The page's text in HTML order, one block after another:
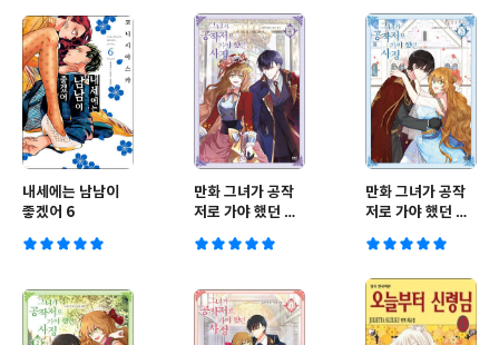
내세에는 남남이
좋겠어 6
만화 그녀가 공작
저로 가야 했던 사
만화 그녀가 공작
저로 가야 했던 사